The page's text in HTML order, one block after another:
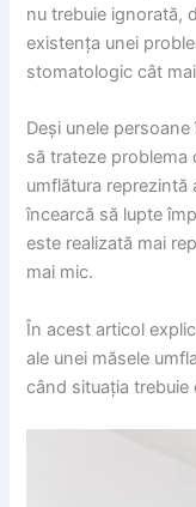
nu trebuie ignorată,
existența unei
stomatologic cât
Deși unele
să trateze problema
umflătura reprezintă
încearcă să lupte
este realizată mai
mai mic.
În acest articol
ale unei măsele
când situația